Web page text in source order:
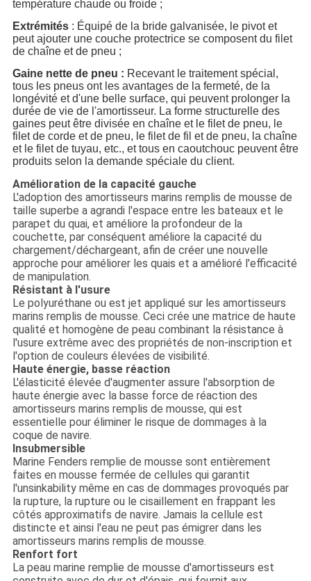
température chaude ou froide ;
Extrémités: Équipé de la bride galvanisée, le pivot et
peut ajouter une couche protectrice se composent du filet
de chaîne et de pneu ;
Gaine nette de pneu : Recevant le traitement spécial,
tous les pneus ont les avantages de la fermeté, de la
longévité et d'une belle surface, qui peuvent prolonger la
durée de vie de l'amortisseur. La forme structurelle des
gaines peut être divisée en chaîne et le filet de pneu, le
filet de corde et de pneu, le filet de fil et de pneu, la chaîne
et le filet de tuyau, etc., et tous en caoutchouc peuvent être
produits selon la demande spéciale du client.
Amélioration de la capacité gauche
L'adoption des amortisseurs marins remplis de mousse de
taille superbe a agrandi l'espace entre les bateaux et le
parapet du quai, et améliore la profondeur de la
couchette, par conséquent améliore la capacité du
chargement/déchargeant, afin de créer une nouvelle
approche pour améliorer les quais et a amélioré l'efficacité
de manipulation.
Résistant à l'usure
Le polyuréthane ou est jet appliqué sur les amortisseurs
marins remplis de mousse. Ceci crée une matrice de haute
qualité et homogène de peau combinant la résistance à
l'usure extrême avec des propriétés de non-inscription et
l'option de couleurs élevées de visibilité.
Haute énergie, basse réaction
L'élasticité élevée d'augmenter assure l'absorption de
haute énergie avec la basse force de réaction des
amortisseurs marins remplis de mousse, qui est
essentielle pour éliminer le risque de dommages à la
coque de navire.
Insubmersible
Marine Fenders remplie de mousse sont entièrement
faites en mousse fermée de cellules qui garantit
l'unsinkability même en cas de dommages provoqués par
la rupture, la rupture ou le cisaillement en frappant les
côtés approximatifs de navire. Jamais la cellule est
distincte et ainsi l'eau ne peut pas émigrer dans les
amortisseurs marins remplis de mousse.
Renfort fort
La peau marine remplie de mousse d'amortisseurs est